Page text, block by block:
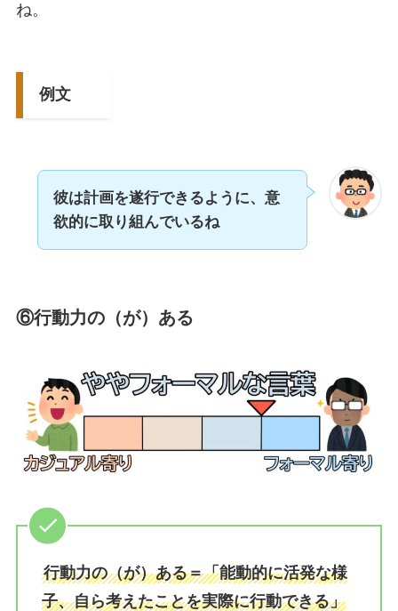
ね。
例文
彼は計画を遂行できるように、意
欲的に取り組んでいるね
⑥行動力の（が）ある
行動力の（が）ある＝「能動的に活発な様
子、自ら考えたことを実際に行動できる」